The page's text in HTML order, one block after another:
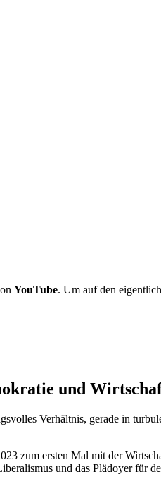
YouTube. Um auf den
und
Verhältnis, gerade in
zum ersten Mal mit der
und das Plädoyer für